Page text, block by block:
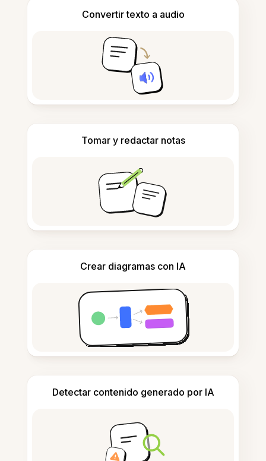
Convertir texto a audio
Tomar y redactar notas
Crear diagramas con IA
Detectar contenido generado por IA